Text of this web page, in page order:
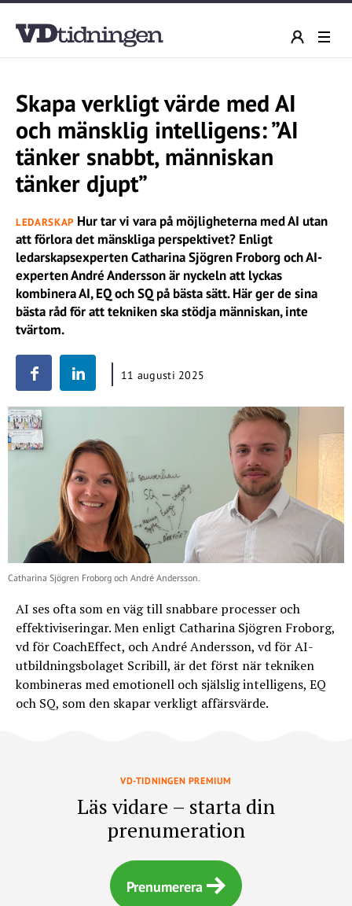
Skapa verkligt värde med AI
och mänsklig intelligens: ”AI
tänker snabbt, människan
tänker djupt”
LEDARSKAP Hur tar vi vara på möjligheterna med AI utan
att förlora det mänskliga perspektivet? Enligt
ledarskapsexperten Catharina Sjögren Froborg och AI-
experten André Andersson är nyckeln att lyckas
kombinera AI, EQ och SQ på bästa sätt. Här ger de sina
bästa råd för att tekniken ska stödja människan, inte
tvärtom.
11 augusti 2025
Catharina Sjögren Froborg och André Andersson.
AI ses ofta som en väg till snabbare processer och
effektiviseringar. Men enligt Catharina Sjögren Froborg,
vd för CoachEffect, och André Andersson, vd för AI-
utbildningsbolaget Scribill, är det först när tekniken
kombineras med emotionell och själslig intelligens, EQ
och SQ, som den skapar verkligt affärsvärde.
VD-TIDNINGEN PREMIUM
Läs vidare – starta din
prenumeration
Prenumerera